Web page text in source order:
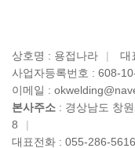
상호명 : 용접나라 | 대
사업자등록번호 : 608-
이메일 :
본사주소 : 경상남도 창
8
|
대표전화 : 055-286-5616